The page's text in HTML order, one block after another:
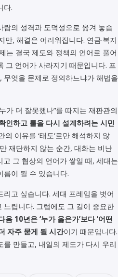
다.
의 성격과 도덕성으로 옮겨 놓습
, 해결은 어려워집니다. 연금·복지
는 결국 제도와 정책의 언어로 풀어
그 언어가 사라지기 때문입니다. 프
엇을 문제로 정의하느냐가 해법을
가 더 잘못했나”를 따지는 재판관의
인하고 룰을 다시 설계하려는 시민
의 이유를 ‘태도’로만 해석하지 않
재단하지 않는 순간, 대화는 비난
그 협상의 언어가 쌓일 때, 세대는
름이 될 수 있습니다.
고 싶습니다. 세대 프레임을 벗어
립니다. 그럼에도 그 길이 중요한
음 10년은 ‘누가 옳은가’보다 ‘어떤
자주 묻게 될 시간이기 때문입니다.
만들고, 내일의 제도가 다시 우리